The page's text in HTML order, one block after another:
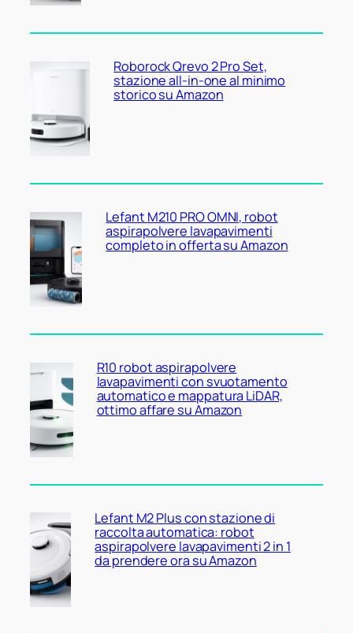
Roborock Qrevo 2 Pro Set,
stazione all-in-one al minimo
storico su Amazon
Lefant M210 PRO OMNI, robot
aspirapolvere lavapavimenti
completo in offerta su Amazon
R10 robot aspirapolvere
lavapavimenti con svuotamento
automatico e mappatura LiDAR,
ottimo affare su Amazon
Lefant M2 Plus con stazione di
raccolta automatica: robot
aspirapolvere lavapavimenti 2 in 1
da prendere ora su Amazon